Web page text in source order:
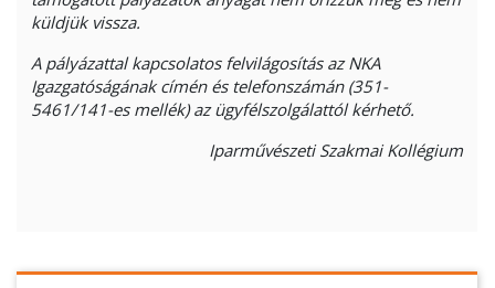
küldjük vissza.
A pályázattal kapcsolatos felvilágosítás az NKA
Igazgatóságának címén és telefonszámán (351-
5461/141-es mellék) az ügyfélszolgálattól kérhető.
Iparművészeti Szakmai Kollégium